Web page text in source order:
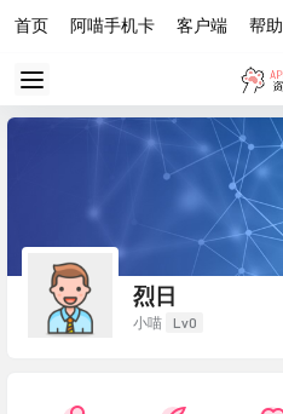
首页 阿喵手机卡 客户端 帮助
烈日
小喵 Lv0